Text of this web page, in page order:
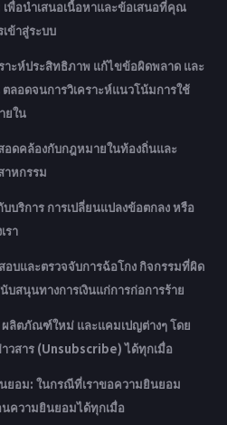
เพื่อนำเสนอเนื้อหาและข้อเสนอที่คุณ
ข้าสู่ระบบ
ะห์ประสิทธิภาพ แก้ไขข้อผิดพลาด และ
ลอดจนการวิเคราะห์แนวโน้มการใช้
ยใน
ดคล้องกับกฎหมายในท้องถิ่นและ
าหกรรม
บริการ การเปลี่ยนแปลงข้อตกลง หรือ
รา
อบและตรวจจับการฉ้อโกง กิจกรรมที่ผิด
สนุนทางการเงินแก่การก่อการร้าย
ผลิตภัณฑ์ใหม่ และแคมเปญต่างๆ โดย
วสาร (Unsubscribe) ได้ทุกเมื่อ
ยอม: ในกรณีที่เราขอความยินยอม
ความยินยอมได้ทุกเมื่อ